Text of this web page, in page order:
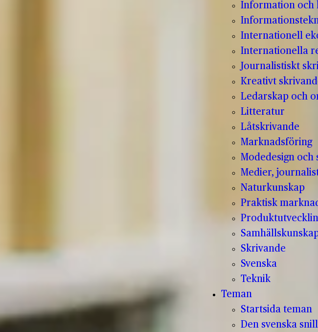
Information och
Internationell
Internationella
Journalistiskt
Kreativt
Ledarskap och
Litteratur
Låtskrivande
Marknadsföring
Modedesign och
Medier,
Naturkunskap
Praktisk
Skrivande
Svenska
Teknik
Teman
Startsida teman
Den svenska